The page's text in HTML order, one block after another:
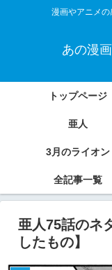
漫画やアニメ
あの漫
トップページ
亜人
3月のライオン
全記事一覧
亜人75話のネ
したもの】